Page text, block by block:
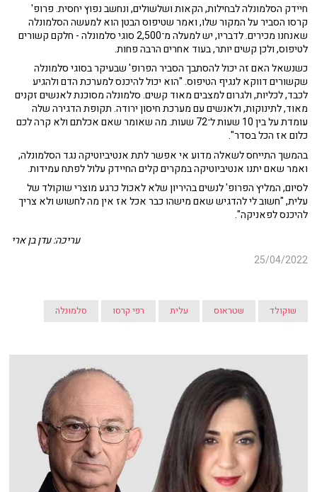
חיידק הסלמונלה לבחילות, הקאות ושלשולים, ונחשב נפוץ יחסית. פרופ'
קרסו הסביר על המקור שלו, ואמר שטיפוס הבטן הוא למעשה הסלמונלה
שאנחנו מכירים. לדבריו, יש למעלה מ־2,500 סוגי סלמונלה - חלקם קשורים
לטיפוס, ולכן קשים יותר, בעוד אחרים הרבה פחות.
כשנשאל האם זה יכול להסתבך הסביר הפרופ' שבעיקר בסוגי סלמונלה
שקשורים דווקא לנגיף הטיפוס. "הוא יכול להיכנס למערכת הדם ולהגיע
לכבד, לכליות, ולגרום למצבים מאוד קשים. סלמונלה מסוכנת לאנשים זקנים
מאוד, לתינוקות, ולאנשים עם מערכת חיסון ירודה. תקופת הדגירה שלה
עומדת על בין 10 שעות ל־72 שעות. מה שאומר שאם אכלתם ולא קרה לכם
כלום אז הכל בסדר".
בהמשך התייחס לשאלה מדוע אי אפשר לתת אנטיביוטיקה נגד הסלמונלה,
ואמר שאם יתנו אנטיביוטיקה במקרים קלים החיידק עלול לפתח עמידות.
לסיום, המליץ הפרופ' לנשים בהיריון שלא לאכול כרגע מוצרי שוקולד של
עלית, "חשוב לי להדגיש שאם מישהו כבר אכל אז אין מה לחשוש ולא צריך
להיכנס לפאניקה".
עריכה: עדן בן ארי
25/04/2022
שוקולד שטראוס עלית רפי קרסו סלמונלה